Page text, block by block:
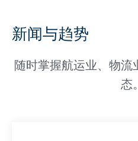
新闻与趋势
随时掌握航运业、物流
态。